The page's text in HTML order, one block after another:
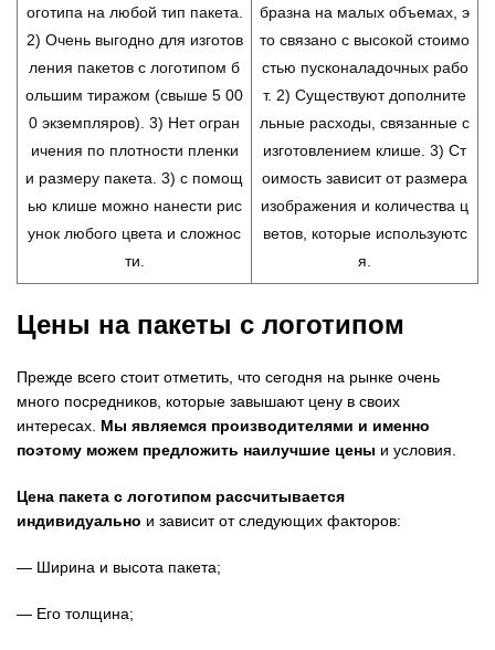
оготипа на любой тип пакета.
2) Очень выгодно для изготов
ления пакетов с логотипом б
ольшим тиражом (свыше 5 00
0 экземпляров). 3) Нет огран
ичения по плотности пленки
и размеру пакета. 3) с помощ
ью клише можно нанести рис
унок любого цвета и сложнос
ти.
бразна на малых объемах, э
то связано с высокой стоимо
стью пусконаладочных рабо
т. 2) Существуют дополните
льные расходы, связанные с
изготовлением клише. 3) Ст
оимость зависит от размера
изображения и количества ц
ветов, которые используютс
я.
Цены на пакеты с логотипом
Прежде всего стоит отметить, что сегодня на рынке очень
много посредников, которые завышают цену в своих
интересах. Мы являемся производителями и именно
поэтому можем предложить наилучшие цены и условия.
Цена пакета с логотипом рассчитывается
индивидуально и зависит от следующих факторов:
— Ширина и высота пакета;
— Его толщина;